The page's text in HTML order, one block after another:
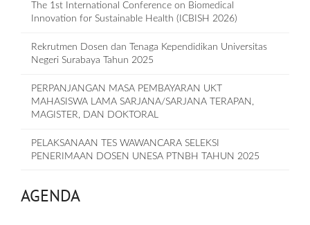
The 1st International Conference on Biomedical
Innovation for Sustainable Health (ICBISH 2026)
Rekrutmen Dosen dan Tenaga Kependidikan Universitas
Negeri Surabaya Tahun 2025
PERPANJANGAN MASA PEMBAYARAN UKT
MAHASISWA LAMA SARJANA/SARJANA TERAPAN,
MAGISTER, DAN DOKTORAL
PELAKSANAAN TES WAWANCARA SELEKSI
PENERIMAAN DOSEN UNESA PTNBH TAHUN 2025
AGENDA